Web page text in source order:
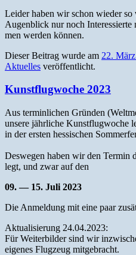
Lei­der haben wir schon wieder so
Augen­blick nur noch
men wer­den können.
Dieser Beitrag wurde am 22.
Aktuelles veröffentlicht.
Kunstflugwoche 2023
Aus ter­min­lichen Grün­den
unsere jährliche Kun­st­flug­woche
in der ersten hes­sis­chen
Deswe­gen haben wir den
legt, und zwar auf den
09. — 15. Juli 2023
Die Anmel­dung mit eine paar
Aktu­al­isierung 24.04.2023:
Für Weit­er­bilder sind wir
eigenes Flugzeug mitgebracht.